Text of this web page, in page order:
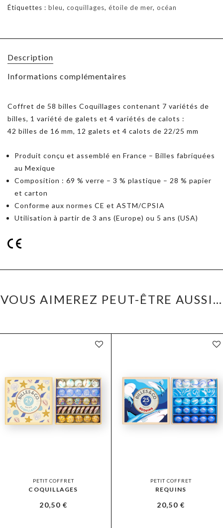
Étiquettes : bleu, coquillages, étoile de mer, océan
Description
Informations complémentaires
Coffret de 58 billes Coquillages contenant 7 variétés de
billes, 1 variété de galets et 4 variétés de calots :
42 billes de 16 mm, 12 galets et 4 calots de 22/25 mm
Produit conçu et assemblé en France – Billes fabriquées
au Mexique
Composition : 69 % verre – 3 % plastique – 28 % papier
et carton
Conforme aux normes CE et ASTM/CPSIA
Utilisation à partir de 3 ans (Europe) ou 5 ans (USA)
VOUS AIMEREZ PEUT-ÊTRE AUSSI…
PETIT COFFRET
COQUILLAGES
20,50 €
PETIT COFFRET
REQUINS
20,50 €